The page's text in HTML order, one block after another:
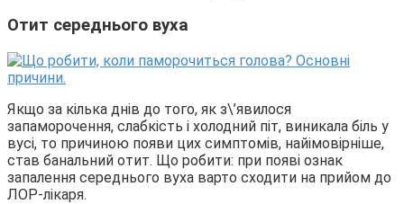
Отит середнього вуха
Якщо за кілька днів до того, як з\’явилося
запаморочення, слабкість і холодний піт, виникала біль у
вусі, то причиною появи цих симптомів, найімовірніше,
став банальний отит. Що робити: при появі ознак
запалення середнього вуха варто сходити на прийом до
ЛОР-лікаря.